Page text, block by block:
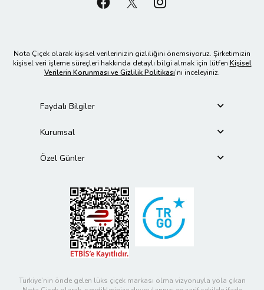
Nota Çiçek olarak kişisel verilerinizin gizliliğini önemsiyoruz. Şirketimizin
kişisel veri işleme süreçleri hakkında detaylı bilgi almak için lütfen Kişisel
Verilerin Korunması ve Gizlilik Politikası’nı inceleyiniz.
Faydalı Bilgiler
Kurumsal
Özel Günler
Türkiye’nin önde gelen lüks çiçek markası olma vizyonuyla yola çıkan